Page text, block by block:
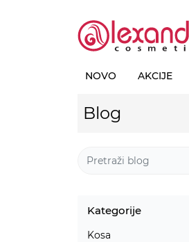
NOVO AKCIJE
Blog
Kategorije
Kosa